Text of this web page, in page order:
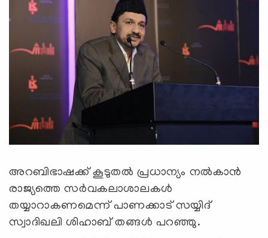
അറബിഭാഷക്ക് കൂടുതല്‍ പ്രധാന്യം നല്‍കാന്‍
രാജ്യത്തെ സര്‍വകലാശാലകള്‍
തയ്യാറാകണമെന്ന് പാണക്കാട് സയ്യിദ്
സ്വാദിഖലി ശിഹാബ് തങ്ങള്‍ പറഞ്ഞു.